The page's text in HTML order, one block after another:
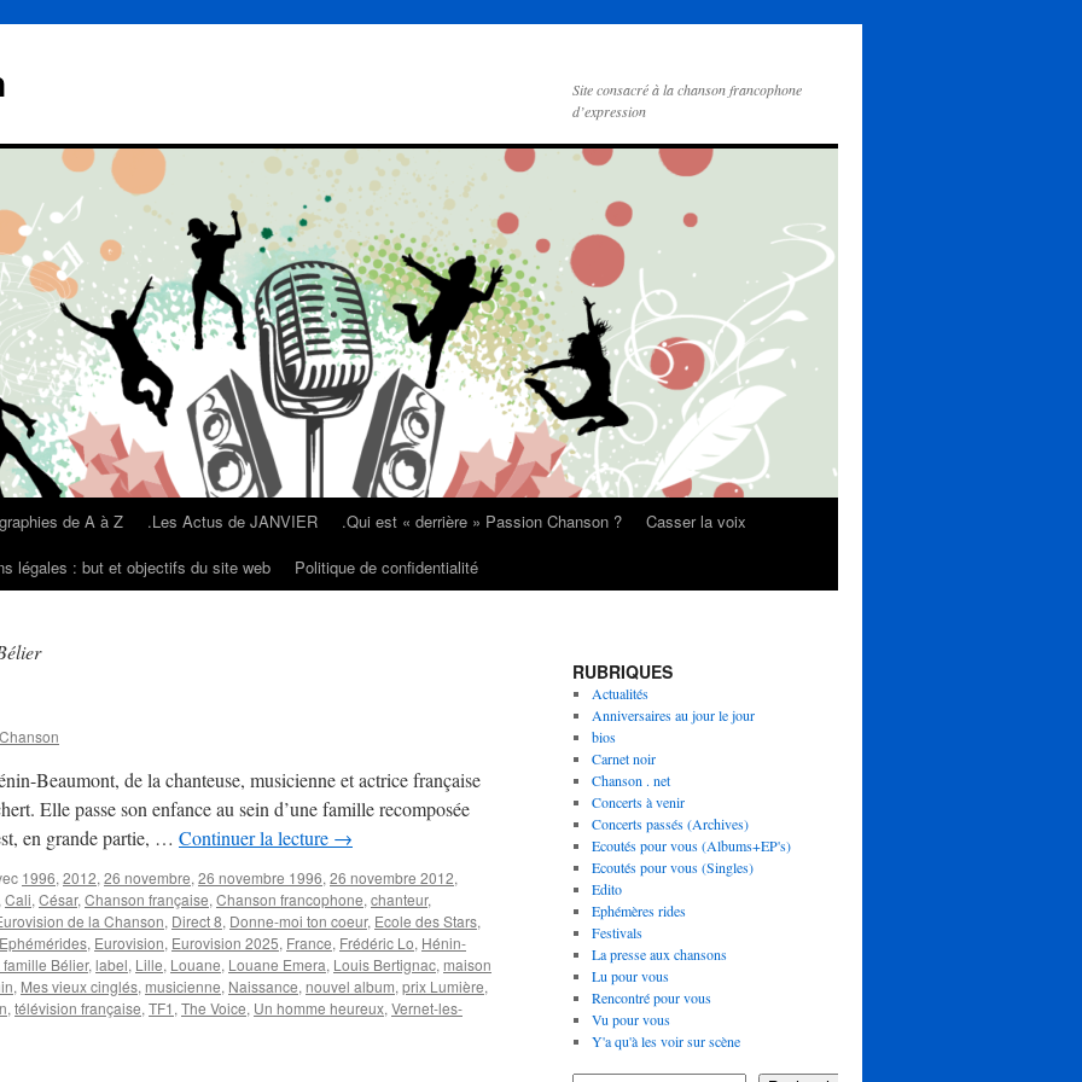
Site consacré à la chanson francophone
d’expression
de A à Z .Les Actus de JANVIER .Qui est « derrière » Passion Chanson ?
Casser la voix
légales : but et objectifs du site web Politique de confidentialité
Beaumont, de la chanteuse, musicienne et actrice française
Elle passe son enfance au sein d’une famille recomposée
en grande partie, … Continuer la lecture →
1996, 2012, 26 novembre, 26 novembre 1996, 26 novembre 2012,
Cali, César, Chanson française, Chanson francophone, chanteur,
de la Chanson, Direct 8, Donne-moi ton coeur, Ecole des Stars,
Ephémérides, Eurovision, Eurovision 2025, France, Frédéric Lo, Hénin-
famille Bélier, label, Lille, Louane, Louane Emera, Louis Bertignac, maison
, Mes vieux cinglés, musicienne, Naissance, nouvel album, prix Lumière,
, télévision française, TF1 , The Voice, Un homme heureux, Vernet-les-
RUBRIQUES
Actualités
Anniversaires au jour le jour
bios
Carnet noir
Chanson . net
Concerts à venir
Concerts passés (Archives)
Ecoutés pour vous (Albums+EP's)
Ecoutés pour vous (Singles)
Edito
Ephémères rides
Festivals
La presse aux chansons
Lu pour vous
Rencontré pour vous
Vu pour vous
Y'a qu'à les voir sur scène